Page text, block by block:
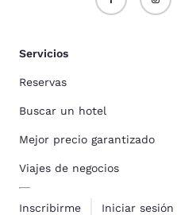
Servicios
Reservas
Buscar un hotel
Mejor precio garantizado
Viajes de negocios
Inscribirme Iniciar sesión